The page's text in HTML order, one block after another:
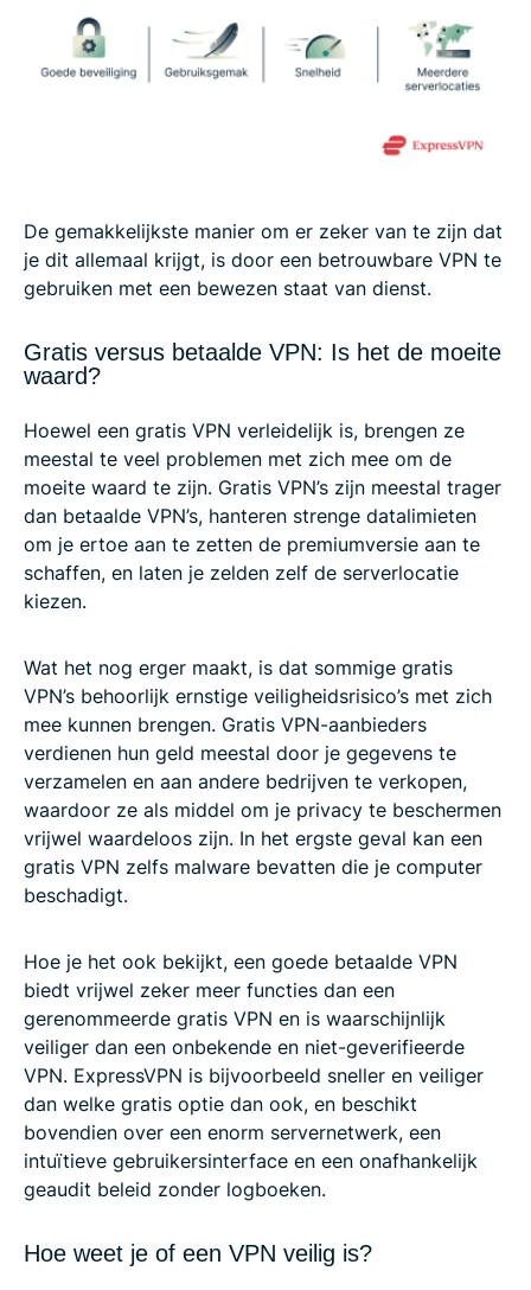
De gemakkelijkste manier om er zeker van te zijn dat
je dit allemaal krijgt, is door een betrouwbare VPN te
gebruiken met een bewezen staat van dienst.
Gratis versus betaalde VPN: Is het de moeite
waard?
Hoewel een gratis VPN verleidelijk is, brengen ze
meestal te veel problemen met zich mee om de
moeite waard te zijn. Gratis VPN’s zijn meestal trager
dan betaalde VPN’s, hanteren strenge datalimieten
om je ertoe aan te zetten de premiumversie aan te
schaffen, en laten je zelden zelf de serverlocatie
kiezen.
Wat het nog erger maakt, is dat sommige gratis
VPN’s behoorlijk ernstige veiligheidsrisico’s met zich
mee kunnen brengen. Gratis VPN-aanbieders
verdienen hun geld meestal door je gegevens te
verzamelen en aan andere bedrijven te verkopen,
waardoor ze als middel om je privacy te beschermen
vrijwel waardeloos zijn. In het ergste geval kan een
gratis VPN zelfs malware bevatten die je computer
beschadigt.
Hoe je het ook bekijkt, een goede betaalde VPN
biedt vrijwel zeker meer functies dan een
gerenommeerde gratis VPN en is waarschijnlijk
veiliger dan een onbekende en niet-geverifieerde
VPN. ExpressVPN is bijvoorbeeld sneller en veiliger
dan welke gratis optie dan ook, en beschikt
bovendien over een enorm servernetwerk, een
intuïtieve gebruikersinterface en een onafhankelijk
geaudit beleid zonder logboeken.
Hoe weet je of een VPN veilig is?